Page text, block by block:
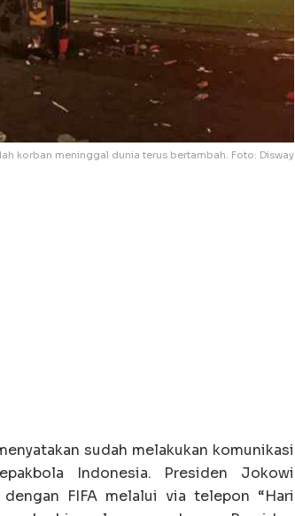
korban meninggal dunia terus bertambah. Foto: Disway
sudah melakukan komunikasi
Indonesia. Presiden Jokowi
FIFA melalui via telepon “Hari